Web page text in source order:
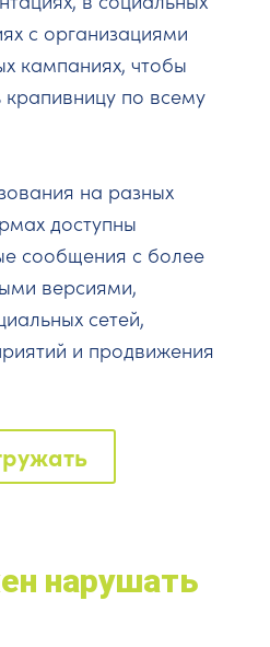
с организациями
кампаниях, чтобы
по всему
на разных
доступны
сообщения с более
версиями,
сетей,
и продвижения
нарушать